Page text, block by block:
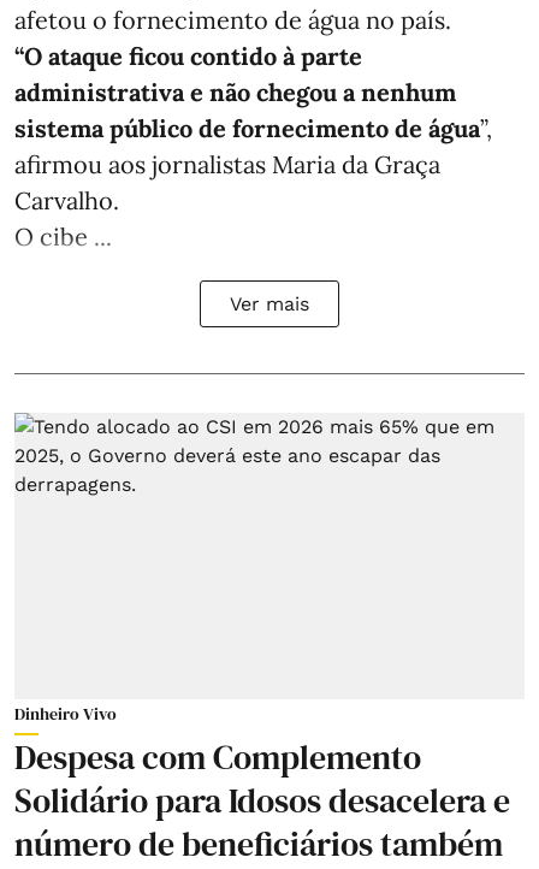
afetou o fornecimento de água no país.
“O ataque ficou contido à parte
administrativa e não chegou a nenhum
sistema público de fornecimento de água”,
afirmou aos jornalistas Maria da Graça
Carvalho.
O cibe ...
Ver mais
Dinheiro Vivo
Despesa com Complemento
Solidário para Idosos desacelera e
número de beneficiários também